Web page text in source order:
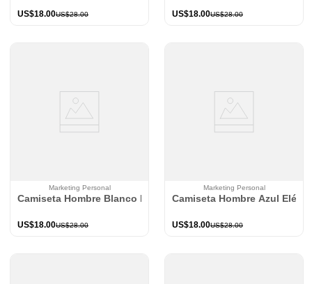
US$28.00
US$18.00 US$28.00
US$18.00
Marketing Personal
Camiseta Hombre Blanco Mp 115021
US$28.00
US$18.00
Marketing Personal
Camiseta Hombre Azul
US$28.00
US$18.00